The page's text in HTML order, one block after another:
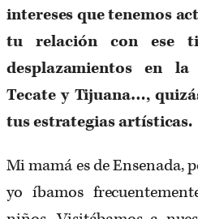
intereses que tenemos
tu relación con ese
desplazamientos en la
Tecate y Tijuana…,
tus estrategias artísticas.
Mi mamá es de Ensenada,
yo íbamos